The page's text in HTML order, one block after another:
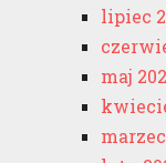
lipiec
maj